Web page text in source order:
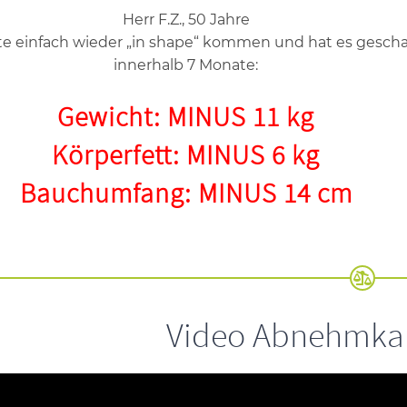
Herr F.Z., 50 Jahre
einfach wieder „in shape“ kommen und hat es
innerhalb 7 Monate:
Gewicht: MINUS 11 kg
Körperfett: MINUS 6 kg
Bauchumfang: MINUS 14 cm
Video